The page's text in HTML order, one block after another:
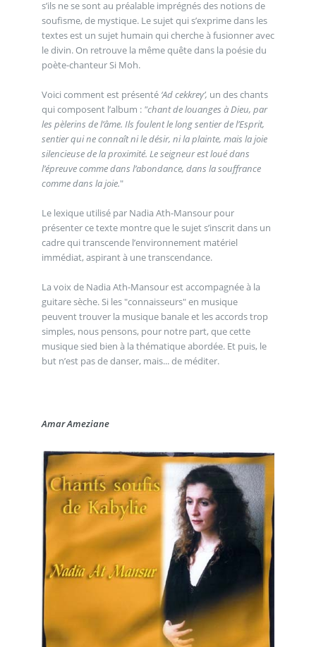
s’ils ne se sont au préalable imprégnés des notions de
soufisme, de mystique. Le sujet qui s’exprime dans les
textes est un sujet humain qui cherche à fusionner avec
le divin. On retrouve la même quête dans la poésie du
poète-chanteur Si Moh.
Voici comment est présenté ‘Ad cekkreγ’, un des chants
qui composent l’album : "chant de louanges à Dieu, par
les pèlerins de l’âme. Ils foulent le long sentier de l’Esprit,
sentier qui ne connaît ni le désir, ni la plainte, mais la joie
silencieuse de la proximité. Le seigneur est loué dans
l’épreuve comme dans l’abondance, dans la souffrance
comme dans la joie."
Le lexique utilisé par Nadia Ath-Mansour pour
présenter ce texte montre que le sujet s’inscrit dans un
cadre qui transcende l’environnement matériel
immédiat, aspirant à une transcendance.
La voix de Nadia Ath-Mansour est accompagnée à la
guitare sèche. Si les "connaisseurs" en musique
peuvent trouver la musique banale et les accords trop
simples, nous pensons, pour notre part, que cette
musique sied bien à la thématique abordée. Et puis, le
but n’est pas de danser, mais... de méditer.
Amar Ameziane